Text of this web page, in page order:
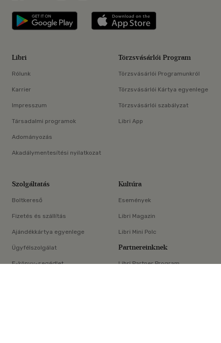
×
Libri applikáció Szerezd meg: Google
Libri
Rólunk
Karrier
Impresszum
Társadalmi programok
Adományozás
Akadálymentesítési nyilatkozat
Törzsvásárlói Program
Törzsvásárlói Programunkról
Törzsvásárlói Kártya egyenlege
Törzsvásárlói szabályzat
Libri App
Szolgáltatás
Boltkereső
Fizetés és szállítás
Ajándékkártya egyenlege
Ügyfélszolgálat
E-könyv-segédlet
Kultúra
Események
Libri Magazin
Libri Mini Polc
Partnereinknek
Libri Partner Program